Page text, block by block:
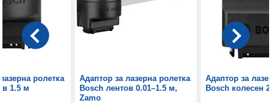
ролетка
1.5 м
Адаптор за лазерна ролетка
Bosch лентов 0.01–1.5 м,
Zamo
Адаптор за
Bosch колесен